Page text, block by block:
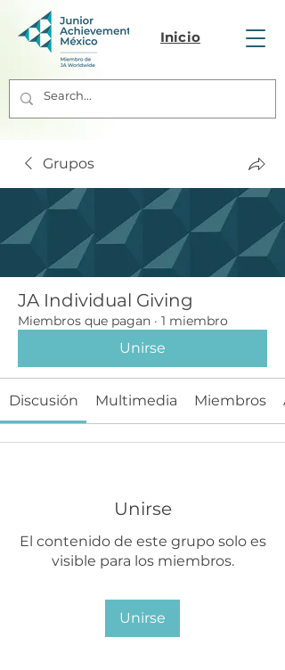
Inicio
Grupos
JA Individual Giving
Miembros que pagan · 1 miembro
Unirse
Discusión Multimedia Miembros
Unirse
El contenido de este grupo solo es
visible para los miembros.
Unirse